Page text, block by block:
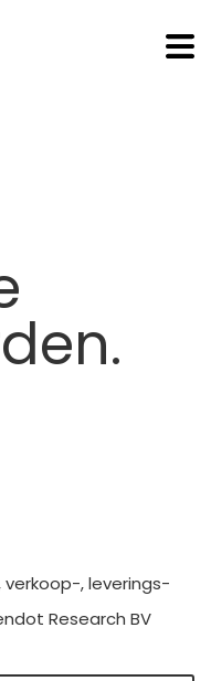
.
, leverings-
Research BV